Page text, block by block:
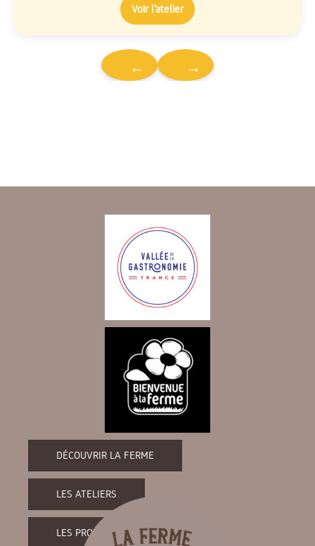
Voir l’atelier
← →
DÉCOUVRIR LA FERME
LES ATELIERS
LES PRODUITS DE LA FERME